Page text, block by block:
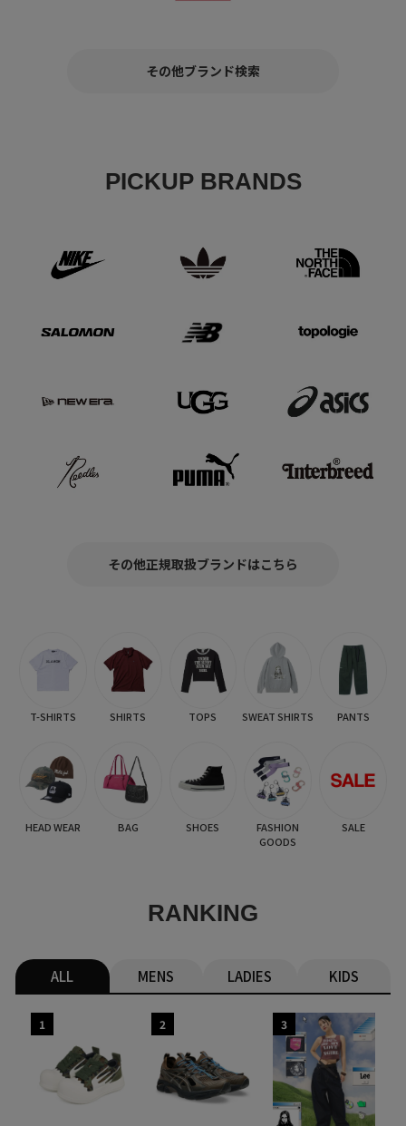
その他ブランド検索
PICKUP BRANDS
その他正規取扱ブランドはこちら
T-SHIRTS SHIRTS TOPS SWEAT SHIRTS PANTS
HEAD WEAR BAG SHOES
FASHION
GOODS
SALE
RANKING
ALL MENS LADIES KIDS
1 2 3